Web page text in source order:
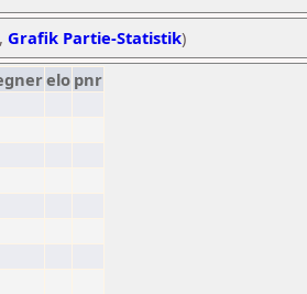
, Grafik Partie-Statistik)
elo pnr